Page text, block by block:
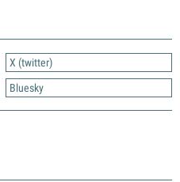
X (twitter)
Bluesky